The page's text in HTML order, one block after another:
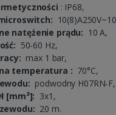
: IP68,
natężenie prądu: 10 A,
50-60 Hz,
max 1 bar,
temperatura : 70°C,
podwodny H07RN-F,
[mm²]: 3x1,
20 m.